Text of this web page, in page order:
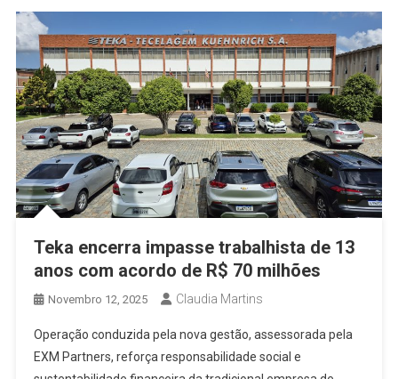
Teka encerra impasse trabalhista de 13
anos com acordo de R$ 70 milhões
Novembro 12, 2025 Claudia Martins
Operação conduzida pela nova gestão, assessorada pela
EXM Partners, reforça responsabilidade social e